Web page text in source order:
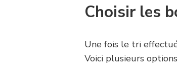
Choisir les
Une fois le tri
Voici plusieurs